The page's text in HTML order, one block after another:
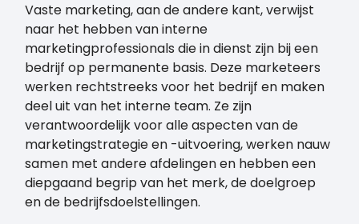
Vaste marketing, aan de andere kant, verwijst
naar het hebben van interne
marketingprofessionals die in dienst zijn bij een
bedrijf op permanente basis. Deze marketeers
werken rechtstreeks voor het bedrijf en maken
deel uit van het interne team. Ze zijn
verantwoordelijk voor alle aspecten van de
marketingstrategie en -uitvoering, werken nauw
samen met andere afdelingen en hebben een
diepgaand begrip van het merk, de doelgroep
en de bedrijfsdoelstellingen.